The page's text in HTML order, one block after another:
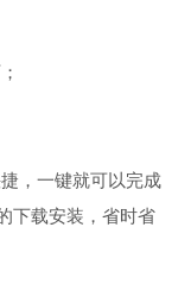
，一键就可以完成
下载安装，省时省